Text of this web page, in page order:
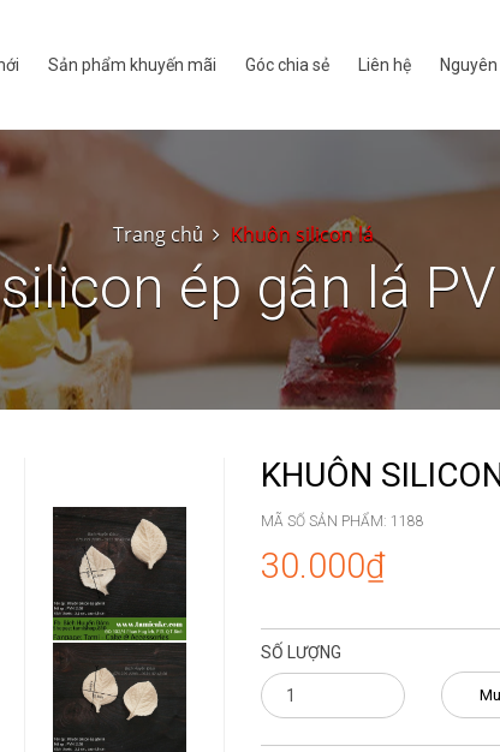
Sản phẩm khuyến mãi Góc chia sẻ Liên hệ
Trang chủ Khuôn silicon lá
ép gân lá
KHUÔN
MÃ SỐ SẢN PHẨM: 1188
30.000₫
SỐ LƯỢNG